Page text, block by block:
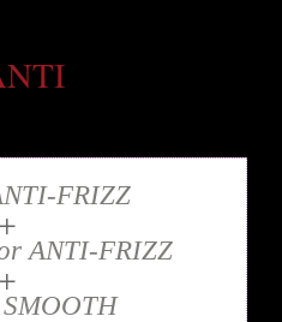
FRIZZ
+
ANTI-FRIZZ
+